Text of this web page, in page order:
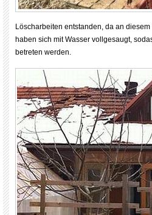
Löscharbeiten entstanden, da an
haben sich mit Wasser vollgesaugt,
betreten werden.